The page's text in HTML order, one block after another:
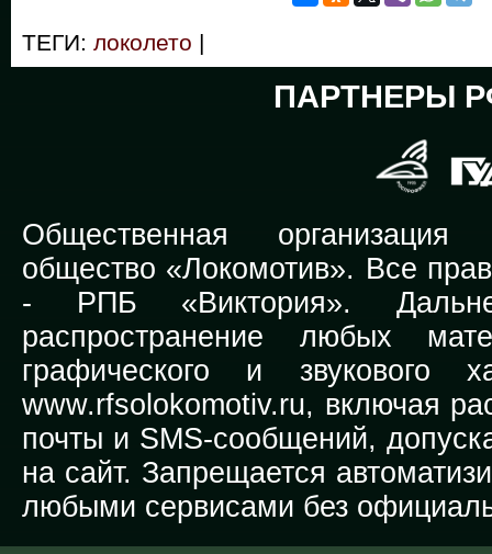
ТЕГИ: локолето |
ПАРТНЕРЫ
Общественная организация
общество «Локомотив». Все
- РПБ «Виктория».
распространение любых
графического и звукового
www.rfsolokomotiv.ru, включая
почты и SMS-сообщений,
на сайт. Запрещается
любыми сервисами без